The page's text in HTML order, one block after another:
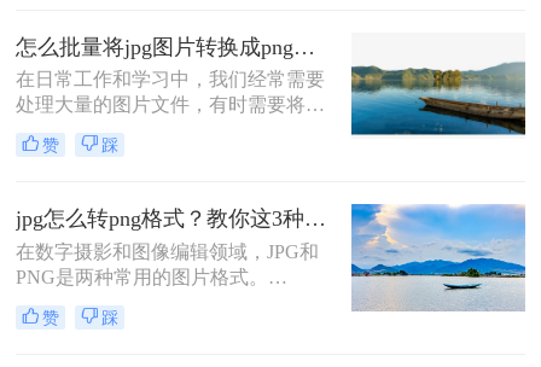
PNG。PNG格式则以其无损压缩、支
持透明度和广泛的色彩支持而受到设
计师和网页开发者的青睐。那么jpg怎
么转换成png呢？本文将介绍几种简
单且实用的方法，帮助你将JPG图片
转换为PNG格式。
怎么批量将jpg图片转换成png图片？这三种方法任你选择！
在日常工作和学习中，我们经常需要
处理大量的图片文件，有时需要将
JPG格式的图片批量转换为PNG格
式。PNG格式以其无损压缩、支持透
计等领域得到广泛应用。那么怎么批
量将jpg图片转换成png图片呢？本文
将详细介绍几种批量将JPG图片转换
成PNG图片的方法，帮助读者高效完
成这一任务。
赞 踩
jpg怎么转png格式？教你这3种简单又实用的方法！
在数字摄影和图像编辑领域，JPG和
PNG是两种常用的图片格式。
JPG（Joint Photographic Experts
Group）是一种有损的图片格式，支
赞 踩